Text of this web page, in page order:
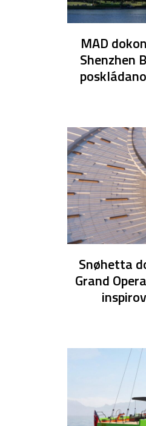
MAD
Shenzhen
Snøhetta
Grand